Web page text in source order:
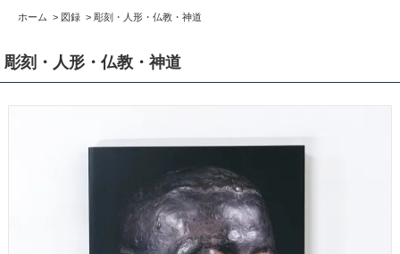
ホーム > 図録 > 彫刻・人形・仏教・神道
彫刻・人形・仏教・神道